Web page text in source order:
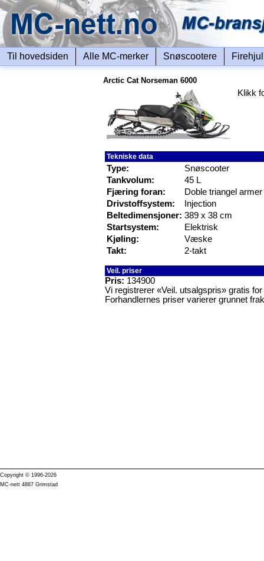
Til hovedsiden Alle MC-merker Snøscootere
Arctic Cat Norseman 6000
Klikk
Tekniske data
Type:
Snøscooter
Tankvolum:
45 L
Fjæring foran:
Doble triangel armer
Drivstoffsystem:
Injection
Beltedimensjoner: 389 x 38 cm
Startsystem:
Elektrisk
Kjøling:
Væske
Takt:
2-takt
Veil. priser
Pris: 134900
Vi registrerer «Veil. utsalgspris» gratis
Forhandlernes priser varierer grunnet
Copyright © 1996-2026
MC-nett 4887 Grimstad